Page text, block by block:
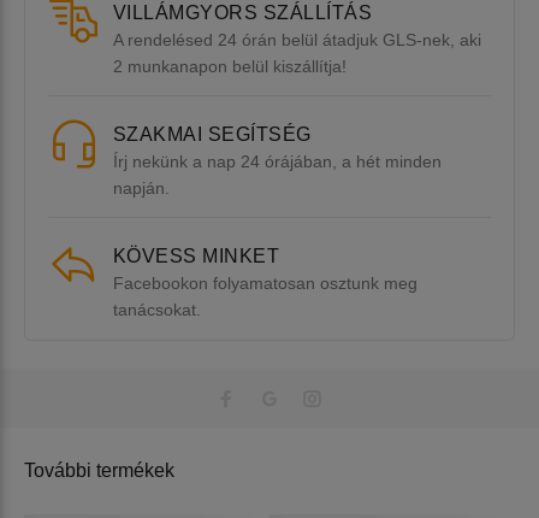
VILLÁMGYORS SZÁLLÍTÁS
A rendelésed 24 órán belül átadjuk GLS-nek, aki
2 munkanapon belül kiszállítja!
SZAKMAI SEGÍTSÉG
Írj nekünk a nap 24 órájában, a hét minden
napján.
KÖVESS MINKET
Facebookon folyamatosan osztunk meg
tanácsokat.
További termékek